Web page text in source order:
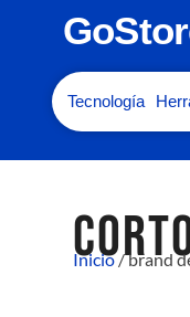
Tecnología
Inicio/ brand